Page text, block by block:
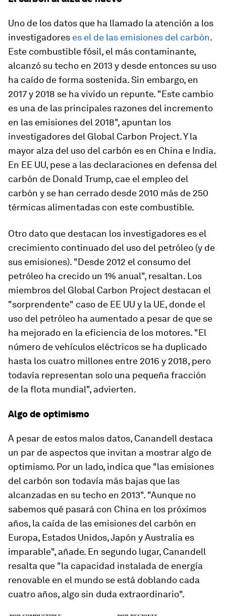
Uno de los datos que ha llamado la atención a los
investigadores es el de las emisiones del carbón.
Este combustible fósil, el más contaminante,
alcanzó su techo en 2013 y desde entonces su uso
ha caído de forma sostenida. Sin embargo, en
2017 y 2018 se ha vivido un repunte. "Este cambio
es una de las principales razones del incremento
en las emisiones del 2018", apuntan los
investigadores del Global Carbon Project. Y la
mayor alza del uso del carbón es en China e India.
En EE UU, pese a las declaraciones en defensa del
carbón de Donald Trump, cae el empleo del
carbón y se han cerrado desde 2010 más de 250
térmicas alimentadas con este combustible.
Otro dato que destacan los investigadores es el
crecimiento continuado del uso del petróleo (y de
sus emisiones). "Desde 2012 el consumo del
petróleo ha crecido un 1% anual", resaltan. Los
miembros del Global Carbon Project destacan el
"sorprendente" caso de EE UU y la UE, donde el
uso del petróleo ha aumentado a pesar de que se
ha mejorado en la eficiencia de los motores. "El
número de vehículos eléctricos se ha duplicado
hasta los cuatro millones entre 2016 y 2018, pero
todavía representan solo una pequeña fracción
de la flota mundial", advierten.
Algo de optimismo
A pesar de estos malos datos, Canandell destaca
un par de aspectos que invitan a mostrar algo de
optimismo. Por un lado, indica que "las emisiones
del carbón son todavía más bajas que las
alcanzadas en su techo en 2013". "Aunque no
sabemos qué pasará con China en los próximos
años, la caída de las emisiones del carbón en
Europa, Estados Unidos, Japón y Australia es
imparable", añade. En segundo lugar, Canandell
resalta que "la capacidad instalada de energía
renovable en el mundo se está doblando cada
cuatro años, algo sin duda extraordinario".